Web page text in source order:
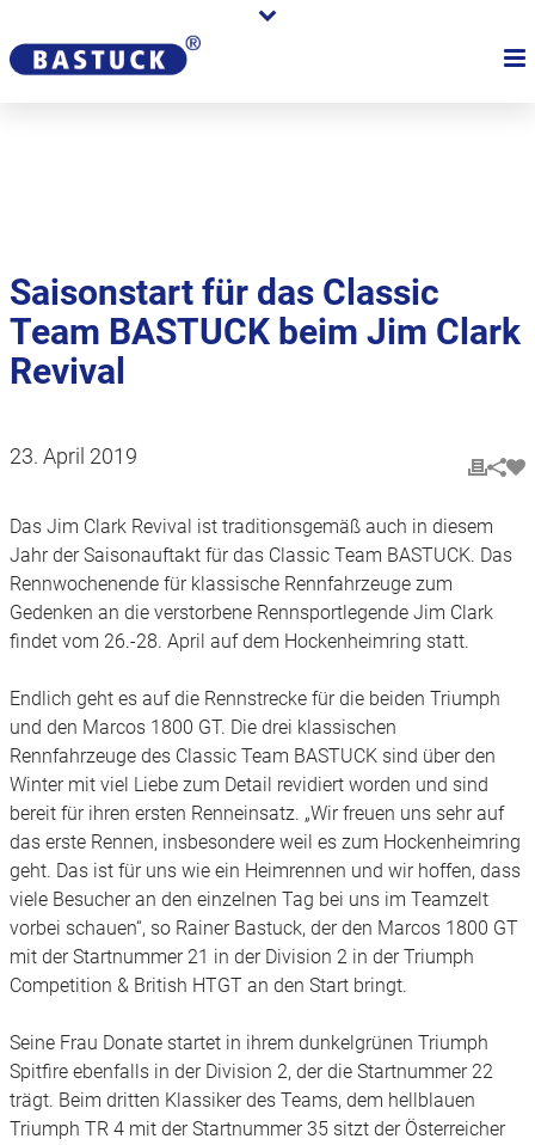
Händler
Saisonstart für das Classic
Team BASTUCK beim Jim Clark
Revival
23. April 2019
Das Jim Clark Revival ist traditionsgemäß auch in diesem
Jahr der Saisonauftakt für das Classic Team BASTUCK. Das
Rennwochenende für klassische Rennfahrzeuge zum
Gedenken an die verstorbene Rennsportlegende Jim Clark
findet vom 26.-28. April auf dem Hockenheimring statt.
Endlich geht es auf die Rennstrecke für die beiden Triumph
und den Marcos 1800 GT. Die drei klassischen
Rennfahrzeuge des Classic Team BASTUCK sind über den
Winter mit viel Liebe zum Detail revidiert worden und sind
bereit für ihren ersten Renneinsatz. „Wir freuen uns sehr auf
das erste Rennen, insbesondere weil es zum Hockenheimring
geht. Das ist für uns wie ein Heimrennen und wir hoffen, dass
viele Besucher an den einzelnen Tag bei uns im Teamzelt
vorbei schauen“, so Rainer Bastuck, der den Marcos 1800 GT
mit der Startnummer 21 in der Division 2 in der Triumph
Competition & British HTGT an den Start bringt.
Seine Frau Donate startet in ihrem dunkelgrünen Triumph
Spitfire ebenfalls in der Division 2, der die Startnummer 22
trägt. Beim dritten Klassiker des Teams, dem hellblauen
Triumph TR 4 mit der Startnummer 35 sitzt der Österreicher